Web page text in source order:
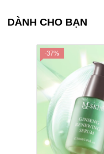
DÀNH CHO BẠN
-37%